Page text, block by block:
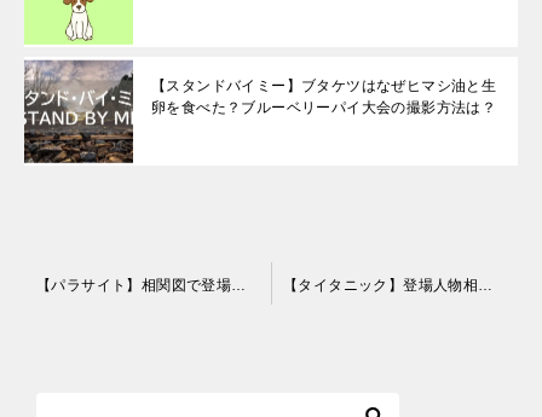
【スタンドバイミー】ブタケツはなぜヒマシ油と生
卵を食べた？ブルーベリーパイ大会の撮影方法は？
【パラサイト】相関図で登場人物の経歴やキャスト･声優をくわしく紹介！ 【タイタニック】登場人物相関図とキャスト･ネタバレあらすじを解説！